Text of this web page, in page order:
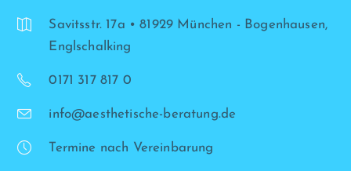
Savitsstr. 17a • 81929 München - Bogenhausen,
Englschalking
0171 317 817 0
info@aesthetische-beratung.de
Termine nach Vereinbarung